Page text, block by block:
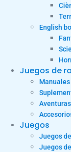
English
Juegos de
Aventuras
Juegos
Juegos
Juegos